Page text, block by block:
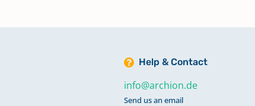
Help & Contact
info@archion.de
Send us an email